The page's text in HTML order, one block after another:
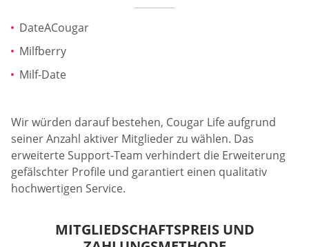
DateACougar
Milfberry
Milf-Date
Wir würden darauf bestehen, Cougar Life aufgrund
seiner Anzahl aktiver Mitglieder zu wählen. Das
erweiterte Support-Team verhindert die Erweiterung
gefälschter Profile und garantiert einen qualitativ
hochwertigen Service.
MITGLIEDSCHAFTSPREIS UND